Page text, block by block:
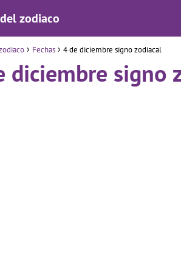
zodiaco
Fechas 4 de diciembre signo zodiacal
diciembre signo